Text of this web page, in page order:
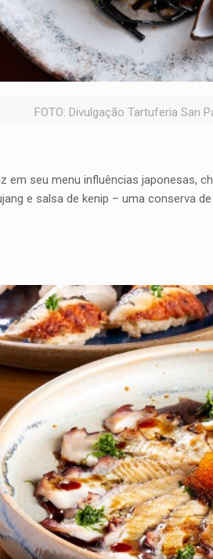
FOTO: Divulgação Tartuferia San
seu menu influências japonesas,
e salsa de kenip – uma conserva